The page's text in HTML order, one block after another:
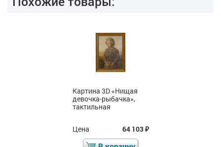
Картина 3D «Нищая
девочка-рыбачка»,
тактильная
Цена 64 103₽